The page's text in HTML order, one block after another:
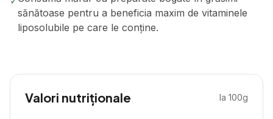
sănătoase pentru a beneficia maxim de vitaminele
liposolubile pe care le conține.
Valori nutriționale la 100g